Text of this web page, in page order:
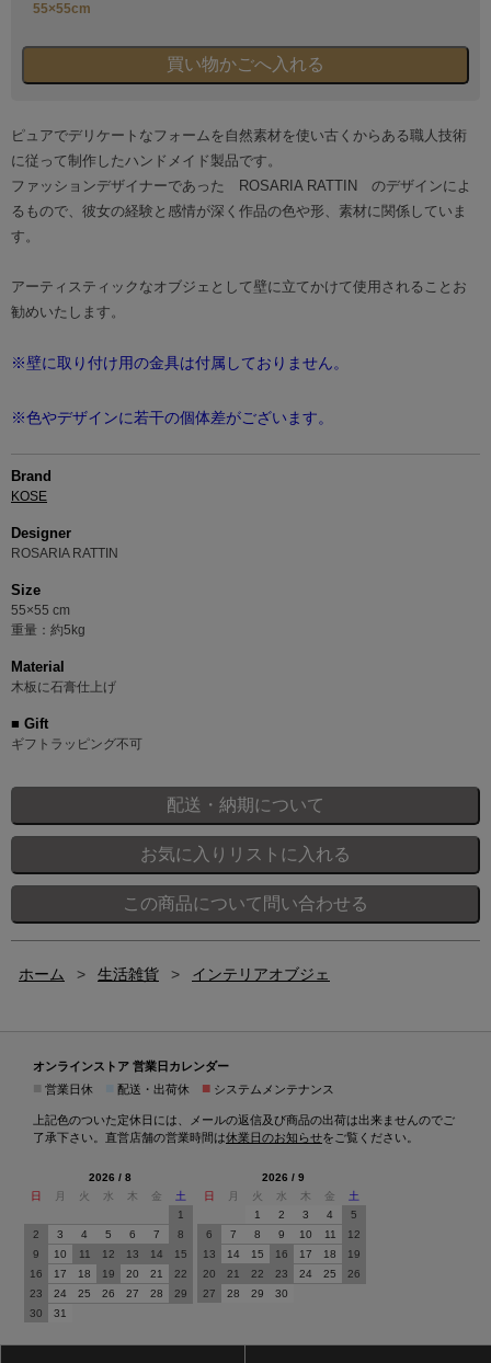
55×55cm
ピュアでデリケートなフォームを自然素材を使い古くからある職人技術
に従って制作したハンドメイド製品です。
ファッションデザイナーであった ROSARIA RATTIN のデザインによ
るもので、彼女の経験と感情が深く作品の色や形、素材に関係していま
す。
アーティスティックなオブジェとして壁に立てかけて使用されることお
勧めいたします。
※壁に取り付け用の金具は付属しておりません。
※色やデザインに若干の個体差がございます。
Brand
KOSE
Designer
ROSARIA RATTIN
Size
55×55 cm
重量：約5kg
Material
木板に石膏仕上げ
■ Gift
ギフトラッピング不可
ホーム > 生活雑貨 > インテリアオブジェ
オンラインストア 営業日カレンダー
営業日休 配送・出荷休 ■ システムメンテナンス
上記色のついた定休日には、メールの返信及び商品の出荷は出来ませんのでご
了承下さい。直営店舗の営業時間は休業日のお知らせをご覧ください。
2026 / 8
日
月 火 水 木 金
土
1
2
3 4 5 6 7
8
9
10 11 12 13 14
15
16
17 18 19 20 21
22
23
24 25 26 27 28
29
30
31
2026 / 9
日
月 火 水 木 金
土
1
2 3 4
5
6
7 8 9 10 11
12
13
14 15 16 17 18
19
20
21 22 23 24 25
26
27
28 29 30